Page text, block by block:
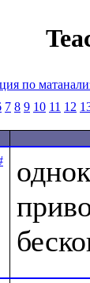
по
7 8 9 10 11 12